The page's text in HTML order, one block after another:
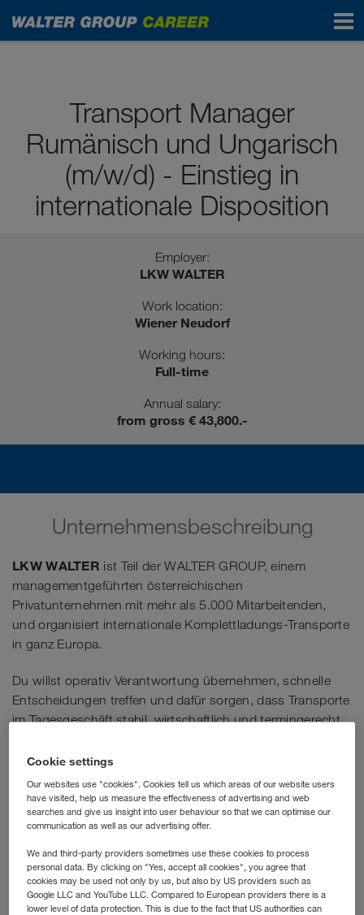
Pupils / School graduates
Transport Manager
Rumänisch und Ungarisch
(m/w/d) - Einstieg in
internationale Disposition
Employer:
LKW WALTER
Work location:
Wiener Neudorf
Working hours:
Full-time
Annual salary:
from gross € 43,800.-
Unternehmensbeschreibung
LKW WALTER ist Teil der WALTER GROUP, einem
managementgeführten österreichischen
Privatunternehmen mit mehr als 5.000 Mitarbeitenden,
und organisiert internationale Komplettladungs-Transporte
in ganz Europa.
Du willst operativ Verantwortung übernehmen, schnelle
Entscheidungen treffen und dafür sorgen, dass Transporte
im Tagesgeschäft stabil, wirtschaftlich und termingerecht
steuerst du die operative Transportabwicklung nach der
Grobplanung und hältst die Abläufe auch dann auf Kurs,
wenn’s dynamisch wird.
Cookie settings
Our websites use "cookies". Cookies tell us which areas of our website users
have visited, help us measure the effectiveness of advertising and web
searches and give us insight into user behaviour so that we can optimise our
communication as well as our advertising offer.
We and third-party providers sometimes use these cookies to process
personal data. By clicking on "Yes, accept all cookies", you agree that
cookies may be used not only by us, but also by US providers such as
Google LLC and YouTube LLC. Compared to European providers there is a
lower level of data protection. This is due to the fact that US authorities can